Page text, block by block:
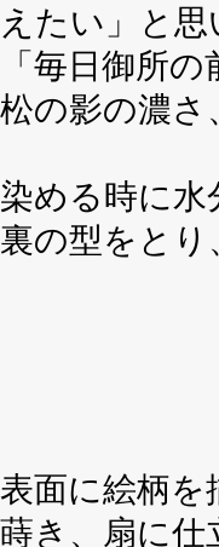
えたい」と
「毎日御所
松の影の濃
染める時に
裏の型をと
表面に絵柄を
蒔き、扇に仕